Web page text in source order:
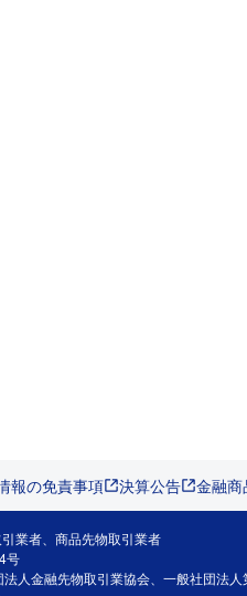
報の免責事項 決算公告 金融
業者、商品先物取引業者
号
人金融先物取引業協会、一般社団法